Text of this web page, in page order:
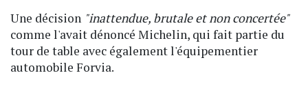
Une décision "inattendue, brutale et non concertée"
comme l'avait dénoncé Michelin, qui fait partie du
tour de table avec également l'équipementier
automobile Forvia.